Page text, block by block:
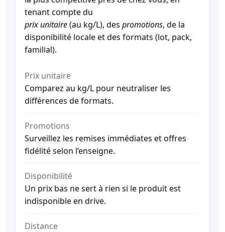
tenant compte du
prix unitaire(au kg/L), des promotions, de la
disponibilité locale et des formats (lot, pack,
familial).
Prix unitaire
Comparez au kg/L pour neutraliser les
différences de formats.
Promotions
Surveillez les remises immédiates et offres
fidélité selon l’enseigne.
Disponibilité
Un prix bas ne sert à rien si le produit est
indisponible en drive.
Distance